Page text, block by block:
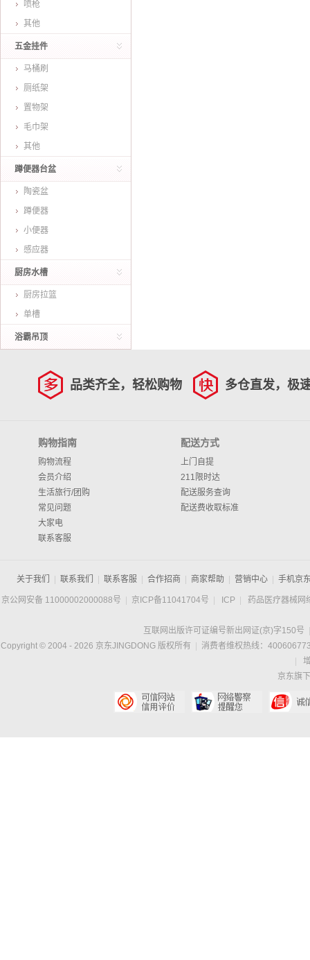
喷枪
其他
五金挂件
马桶刷
厕纸架
置物架
毛巾架
其他
蹲便器台盆
陶瓷盆
蹲便器
小便器
感应器
厨房水槽
厨房拉篮
单槽
浴霸吊顶
品类齐全，轻松购物 多仓直发，极
购物指南
购物流程
会员介绍
生活旅行/团购
常见问题
大家电
联系客服
配送方式
上门自提
211限时达
配送服务查询
配送费收取标准
关于我们 联系我们 联系客服 合作招商 商家帮助 营销中心 手机京
京公网安备 11000002000088号 京ICP备11041704号 ICP 药品医疗器械网
互联网出版许可证编号新出网证(京)字150号
Copyright © 2004 - 2026 京东JINGDONG 版权所有
消费者维权热线：
京东旗